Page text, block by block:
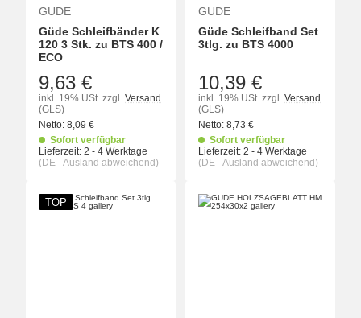
GÜDE
Güde Schleifbänder K
120 3 Stk. zu BTS 400 /
ECO
9,63 €
inkl. 19% USt. zzgl. Versand
(GLS)
Netto: 8,09 €
Sofort verfügbar
Lieferzeit: 2 - 4 Werktage
(DE - Ausland abweichend)
GÜDE
Güde Schleifband Set
3tlg. zu BTS 4000
10,39 €
inkl. 19% USt. zzgl. Versand
(GLS)
Netto: 8,73 €
Sofort verfügbar
Lieferzeit: 2 - 4 Werktage
(DE - Ausland abweichend)
TOP